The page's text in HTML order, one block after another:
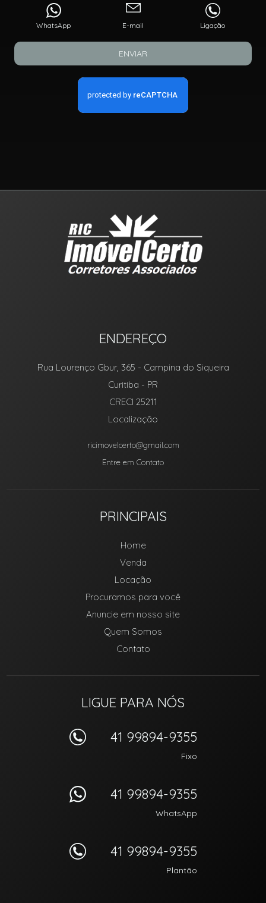
WhatsApp E-mail Ligação
ENVIAR
ENDEREÇO
Rua Lourenço Gbur, 365 - Campina do Siqueira
Curitiba - PR
CRECI 25211
Localização
ricimovelcerto@gmail.com
Entre em Contato
PRINCIPAIS
Home
Venda
Locação
Procuramos para você
Anuncie em nosso site
Quem Somos
Contato
LIGUE PARA NÓS
41 99894-9355
Fixo
41 99894-9355
WhatsApp
41 99894-9355
Plantão